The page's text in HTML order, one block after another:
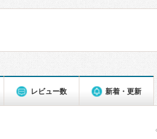
レビュー数 新着・更新